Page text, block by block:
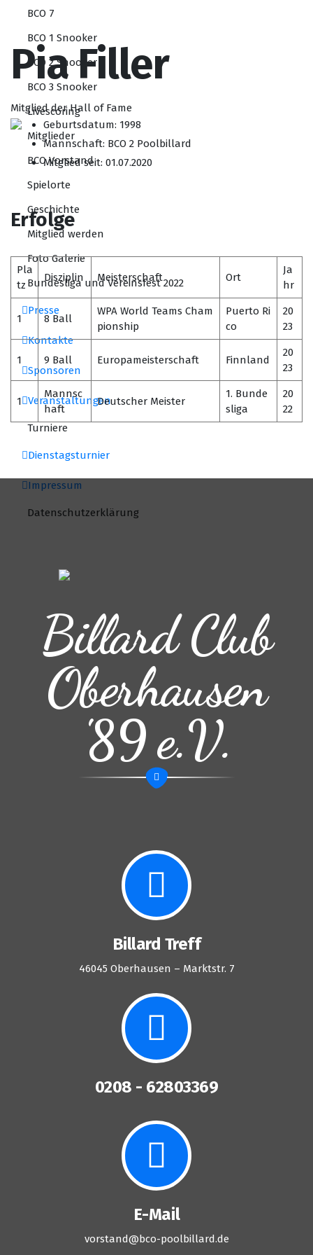
BCO 7
BCO 1 Snooker
BCO 2 Snooker
BCO 3 Snooker
Livescoring
Mitglieder
BCO Vorstand
Spielorte
Geschichte
Mitglied werden
Foto Galerie
Bundesliga und Vereinsfest 2022
Presse
Kontakte
Sponsoren
Veranstaltungen
Turniere
Dienstagsturnier
Impressum
Datenschutzerklärung
Pia Filler
Mitglied der Hall of Fame
Geburtsdatum: 1998
Mannschaft: BCO 2 Poolbillard
Mitglied seit: 01.07.2020
Erfolge
Pla
tz
Disziplin Meisterschaft Ort
Ja
hr
1 8 Ball
WPA World Teams Cham
pionship
Puerto Ri
co
20
23
1 9 Ball Europameisterschaft Finnland
20
23
1
Mannsc
haft
Deutscher Meister
1. Bunde
sliga
20
22
Billard Club
Oberhausen
'89 e.V.
Billard Treff
46045 Oberhausen – Marktstr. 7
0208 - 62803369
E-Mail
vorstand@bco-poolbillard.de